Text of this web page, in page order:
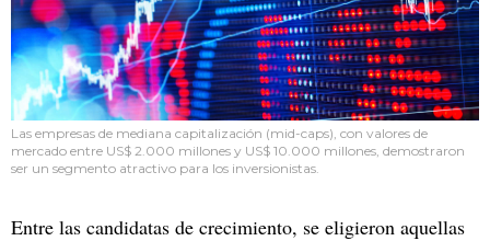
Las empresas de mediana capitalización (mid-caps), con valores de
mercado entre US$ 2.000 millones y US$ 10.000 millones, demostraron
ser un segmento atractivo para los inversionistas.
Entre las candidatas de crecimiento, se eligieron aquellas